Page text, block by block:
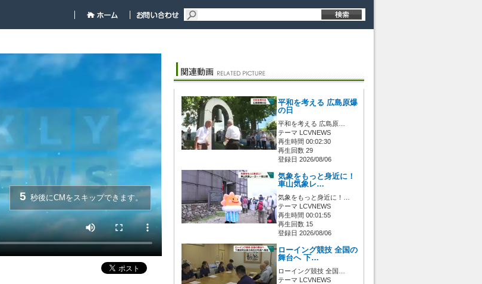
5 秒後にCMをスキップできます。
平和を考える 広島原爆
の日
平和を考える 広島原…
テーマ LCVNEWS
再生時間 00:02:30
再生回数 29
登録日 2026/08/06
気象をもっと身近に！
車山気象レ…
気象をもっと身近に！…
テーマ LCVNEWS
再生時間 00:01:55
再生回数 15
登録日 2026/08/06
ローイング競技 全国の
舞台へ 下…
ローイング競技 全国…
テーマ LCVNEWS